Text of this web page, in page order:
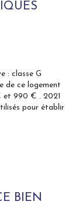
: classe G
de ce logement
et 990 € . 2021
pour établir
BIEN